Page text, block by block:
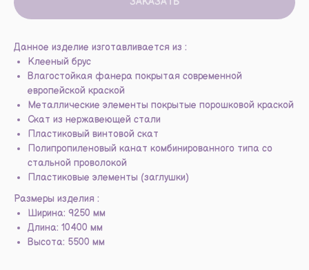
Данное изделие изготавливается из :
Клееный брус
Влагостойкая фанера покрытая современной
европейской краской
Металлические элементы покрытые порошковой краской
Скат из нержавеющей стали
Пластиковый винтовой скат
Полипропиленовый канат комбинированного типа со
стальной проволокой
Пластиковые элементы (заглушки)
Размеры изделия :
Ширина: 9250 мм
Длина: 10400 мм
Высота: 5500 мм